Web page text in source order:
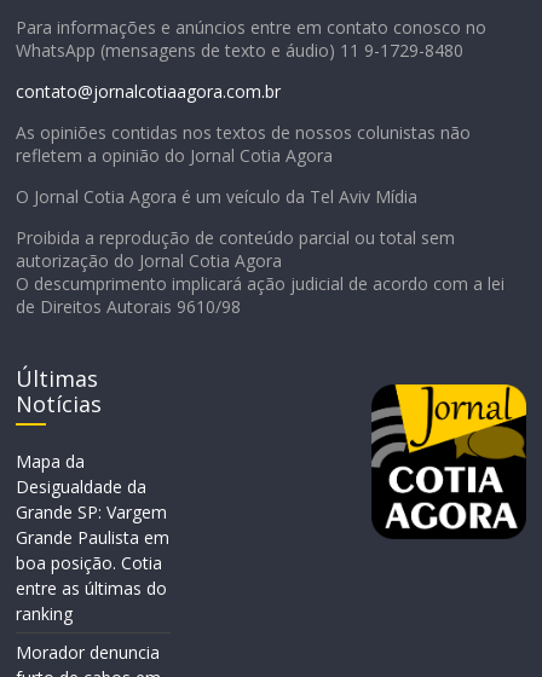
Para informações e anúncios entre em contato conosco no
WhatsApp (mensagens de texto e áudio) 11 9-1729-8480
contato@jornalcotiaagora.com.br
As opiniões contidas nos textos de nossos colunistas não
refletem a opinião do Jornal Cotia Agora
O Jornal Cotia Agora é um veículo da Tel Aviv Mídia
Proibida a reprodução de conteúdo parcial ou total sem
autorização do Jornal Cotia Agora
O descumprimento implicará ação judicial de acordo com a lei
de Direitos Autorais 9610/98
Últimas
Notícias
Mapa da
Desigualdade da
Grande SP: Vargem
Grande Paulista em
boa posição. Cotia
entre as últimas do
ranking
Morador denuncia